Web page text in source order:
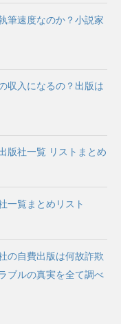
筆速度なのか？小説家
収入になるの？出版は
版社一覧 リストまとめ
一覧まとめリスト
の自費出版は何故詐欺
ブルの真実を全て調べ